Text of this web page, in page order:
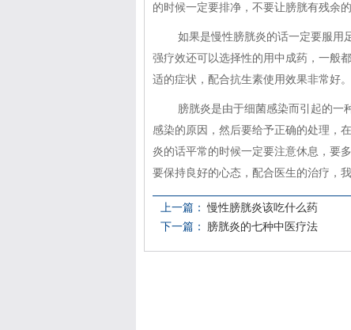
的时候一定要排净，不要让膀胱有残余
如果是慢性膀胱炎的话一定要服用
强疗效还可以选择性的用中成药，一般
适的症状，配合抗生素使用效果非常好。
膀胱炎是由于细菌感染而引起的一
感染的原因，然后要给予正确的处理，
炎的话平常的时候一定要注意休息，要
要保持良好的心态，配合医生的治疗，
上一篇： 慢性膀胱炎该吃什么药
下一篇：
膀胱炎的七种中医疗法